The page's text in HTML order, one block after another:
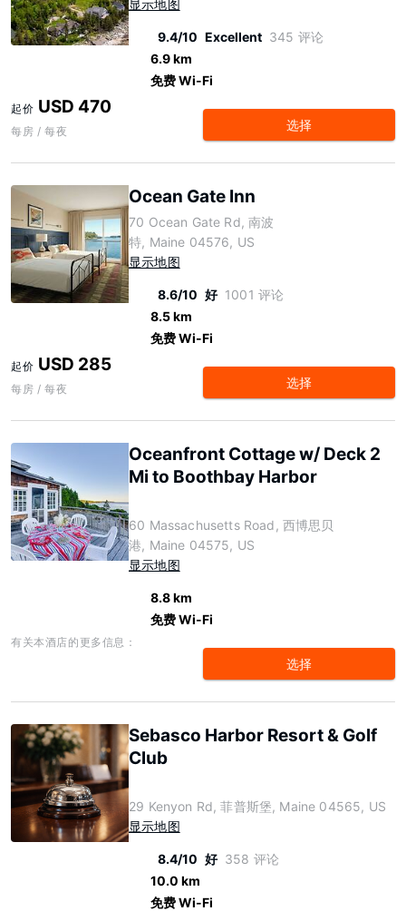
显示地图
9.4/10 Excellent 345 评论
6.9 km
免费 Wi-Fi
起价 USD 470
每房 / 每夜 选择
Ocean Gate Inn
70 Ocean Gate Rd, 南波
特, Maine 04576, US
显示地图
8.6/10 好 1001 评论
8.5 km
免费 Wi-Fi
起价 USD 285
每房 / 每夜 选择
Oceanfront Cottage w/ Deck 2
Mi to Boothbay Harbor
60 Massachusetts Road, 西博思贝
港, Maine 04575, US
显示地图
8.8 km
免费 Wi-Fi
有关本酒店的更多信息：
选择
Sebasco Harbor Resort & Golf
Club
29 Kenyon Rd, 菲普斯堡, Maine 04565, US
显示地图
8.4/10 好 358 评论
10.0 km
免费 Wi-Fi